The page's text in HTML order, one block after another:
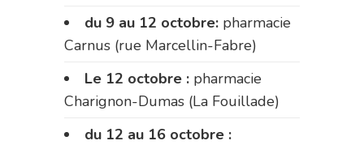
du 9 au 12 octobre: pharmacie
Carnus (rue Marcellin-Fabre)
Le 12 octobre : pharmacie
Charignon-Dumas (La Fouillade)
du 12 au 16 octobre :